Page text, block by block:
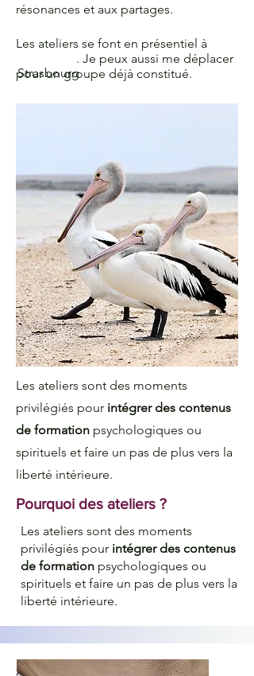
résonances et aux partages.
Les ateliers se font en présentiel à
. Je peux aussi me déplacer
pour un groupe déjà constitué.
Strasbourg
Les ateliers sont des moments
privilégiés pour intégrer des contenus
de formation psychologiques ou
spirituels et faire un pas de plus vers la
liberté intérieure.
Pourquoi des ateliers ?
Les ateliers sont des moments
privilégiés pour intégrer des contenus
de formation psychologiques ou
spirituels et faire un pas de plus vers la
liberté intérieure.